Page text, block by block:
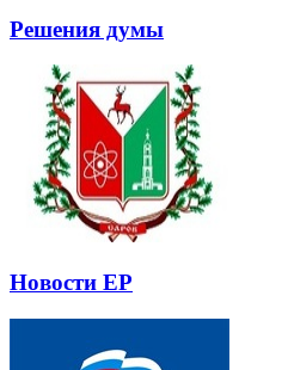
Решения думы
Новости ЕР